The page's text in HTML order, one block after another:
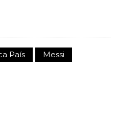
País
Messi